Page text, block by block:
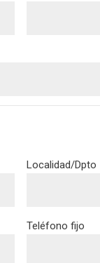
Localidad/Dpto
Teléfono fijo